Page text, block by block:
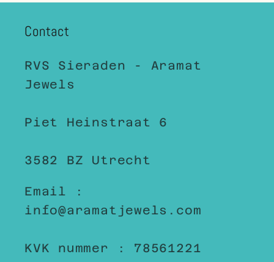
Contact
RVS Sieraden - Aramat
Jewels
Piet Heinstraat 6
3582 BZ Utrecht
Email :
info@aramatjewels.com
KVK nummer : 78561221